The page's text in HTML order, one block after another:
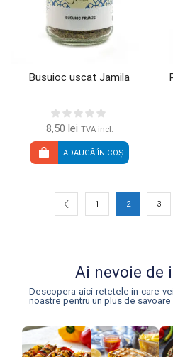
Busuioc uscat Jamila
8,50 lei TVA incl.
ADAUGĂ ÎN COȘ
1 2 3
Ai nevoie de
Descopera aici retetele in care
noastre pentru un plus de savoare